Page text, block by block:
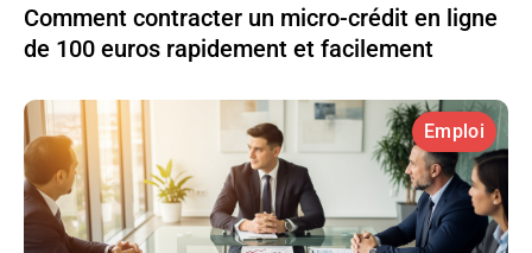
Comment contracter un micro-crédit en ligne
de 100 euros rapidement et facilement
Emploi